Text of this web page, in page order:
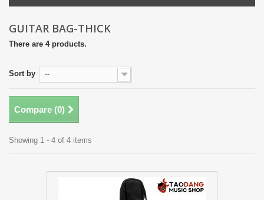
GUITAR BAG-THICK
There are 4 products.
Sort by --
Compare (0)
Showing 1 - 4 of 4 items